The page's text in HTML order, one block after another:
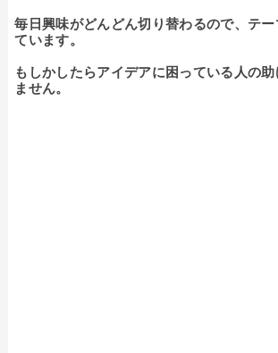
毎日興味がどんどん切り替わるので、テ
ています。
もしかしたらアイデアに困っている人の
ません。